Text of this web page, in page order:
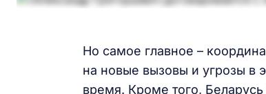
Но самое главное –
на новые вызовы и угрозы в
время. Кроме того,